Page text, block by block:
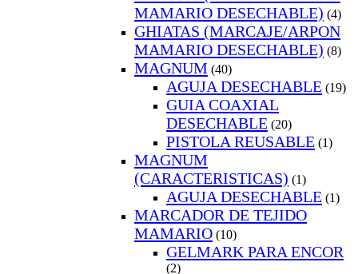
MAMARIO DESECHABLE) (4)
GHIATAS (MARCAJE/ARPON
MAMARIO DESECHABLE) (8)
MAGNUM (40)
AGUJA DESECHABLE (19)
GUIA COAXIAL
DESECHABLE (20)
PISTOLA REUSABLE (1)
MAGNUM
(CARACTERISTICAS) (1)
AGUJA DESECHABLE (1)
MARCADOR DE TEJIDO
MAMARIO (10)
GELMARK PARA ENCOR
(2)